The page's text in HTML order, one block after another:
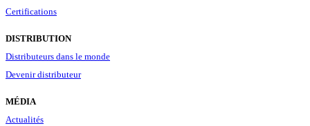
Certifications
DISTRIBUTION
Distributeurs dans le monde
Devenir distributeur
MÉDIA
Actualités